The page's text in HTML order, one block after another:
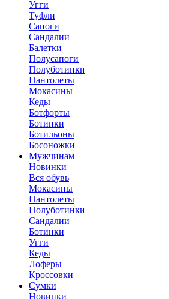
Угги
Туфли
Сапоги
Сандалии
Балетки
Полусапоги
Полуботинки
Пантолеты
Мокасины
Кеды
Ботфорты
Ботинки
Ботильоны
Босоножки
Мужчинам
Новинки
Вся обувь
Мокасины
Пантолеты
Полуботинки
Сандалии
Ботинки
Угги
Кеды
Лоферы
Кроссовки
Сумки
Новинки